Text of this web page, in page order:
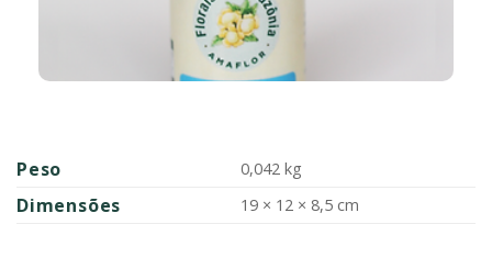
Peso 0,042 kg
Dimensões 19 × 12 × 8,5 cm